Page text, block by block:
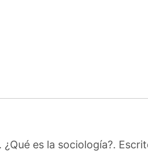
es la sociología?.